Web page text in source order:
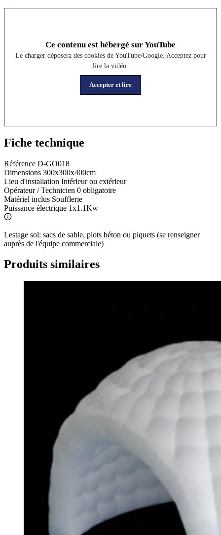
Ce contenu est hébergé sur YouTube
Le charger déposera des cookies de YouTube/Google. Acceptez pour
lire la vidéo.
Accepter et lire
Fiche technique
Référence D-GO018
Dimensions 300x300x400cm
Lieu d'installation Intérieur ou extérieur
Opérateur / Technicien 0 obligatoire
Matériel inclus Soufflerie
Puissance électrique 1x1.1Kw
Lestage sol: sacs de sable, plots béton ou piquets (se renseigner
auprès de l'équipe commerciale)
Produits similaires